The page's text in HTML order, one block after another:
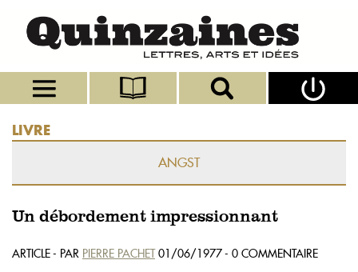
LIVRE
ANGST
Un débordement impressionnant
ARTICLE - PAR PIERRE PACHET01/06/1977 - 0 COMMENTAIRE